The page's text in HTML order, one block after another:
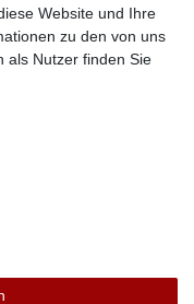
Rechte vorbehalten.
Website und Ihre
zu den von uns
als Nutzer finden Sie